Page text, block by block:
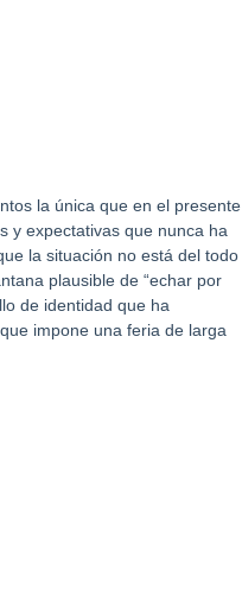
la única que en el presente
y expectativas que nunca ha
la situación no está del todo
plausible de “echar por
de identidad que ha
impone una feria de larga